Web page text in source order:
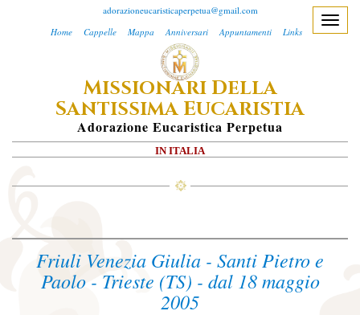
adorazioneucaristicaperpetua@gmail.com
Home
Cappelle Mappa Anniversari Appuntamenti Links
MISSIONARI DELLA
SANTISSIMA EUCARISTIA
ADorazione EUcaristica PErpetua
IN ITALIA
T
n
v
a
Friuli Venezia Giulia - Santi Pietro e
Paolo - Trieste (TS) - dal 18 maggio
2005